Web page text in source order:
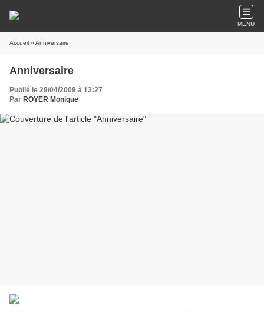
MENU
Accueil » Anniversaire
Anniversaire
Publié le 29/04/2009 à 13:27
Par ROYER Monique